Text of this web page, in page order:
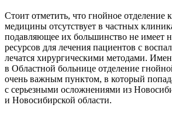
Стоит отметить, что гнойное отделение
медицины отсутствует в частных
подавляющее их большинство не имеет
ресурсов для лечения пациентов с
лечатся хирургическими методами.
в Областной больнице отделение
очень важным пунктом, в который
с серьезными осложнениями из
и Новосибирской области.